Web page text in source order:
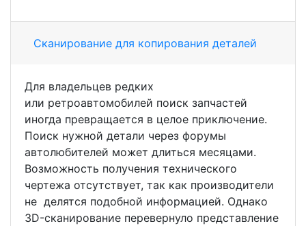
Сканирование для копирования деталей
Для владельцев редких
или ретроавтомобилей поиск запчастей
иногда превращается в целое приключение.
Поиск нужной детали через форумы
автолюбителей может длиться месяцами.
Возможность получения технического
чертежа отсутствует, так как производители
не делятся подобной информацией. Однако
3D-сканирование перевернуло представление